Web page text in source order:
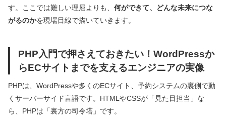
す。ここでは難しい理屈よりも、 何ができて、どんな未来につな
がるのかを現場目線で描いていきます。
PHP入門で押さえておきたい！WordPressか
らECサイトまでを支えるエンジニアの実像
PHPは、WordPressや多くのECサイト、予約システムの裏側で動
くサーバーサイド言語です。HTMLやCSSが「見た目担当」な
ら、PHPは「裏方の司令塔」です。